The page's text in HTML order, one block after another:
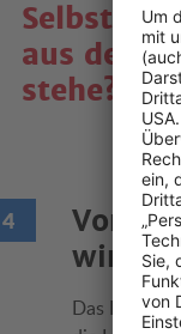
Selbst-
aus dem
stehe?
wird
Das Rad